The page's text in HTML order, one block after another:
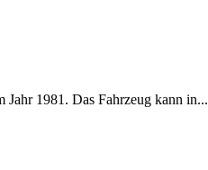
1981. Das Fahrzeug kann in...